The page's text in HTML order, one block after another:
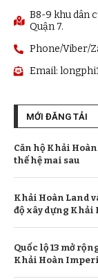
B8-9 khu dân
Quận 7.
Phone/Viber/
Email:
MỚI ĐĂNG TẢI
Căn hộ Khải
thế hệ mai sau
Khải Hoàn Land
độ xây dựng
Quốc lộ 13 mở
Khải Hoàn